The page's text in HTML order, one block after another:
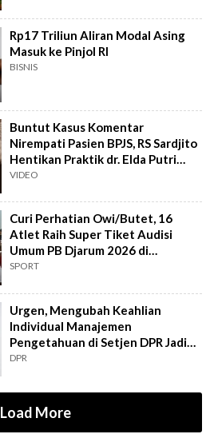
Rp17 Triliun Aliran Modal Asing
Masuk ke Pinjol RI
BISNIS
Buntut Kasus Komentar
Nirempati Pasien BPJS, RS Sardjito
Hentikan Praktik dr. Elda Putri
Rahard
VIDEO
Curi Perhatian Owi/Butet, 16
Atlet Raih Super Tiket Audisi
Umum PB Djarum 2026 di
Makassar
SPORT
Urgen, Mengubah Keahlian
Individual Manajemen
Pengetahuan di Setjen DPR Jadi
Kekuatan Institusional
DPR
Load More